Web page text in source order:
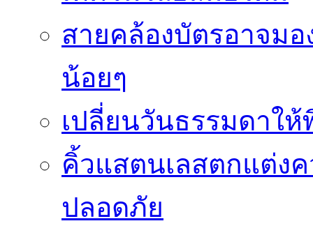
สายคล้องบัตรอาจมอ
น้อยๆ
เปลี่ยนวันธรรมดาใ
คิ้วแสตนเลสตกแต่ง
ปลอดภัย